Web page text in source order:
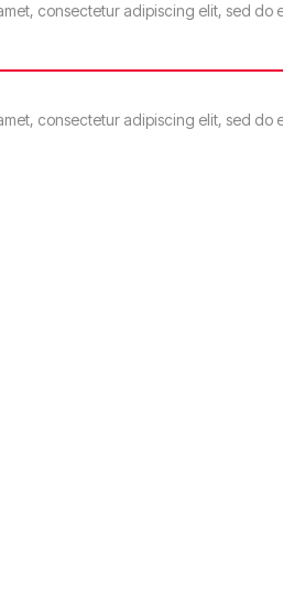
consectetur adipiscing elit, sed
consectetur adipiscing elit, sed